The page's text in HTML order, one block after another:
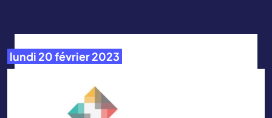
lundi 20 février 2023